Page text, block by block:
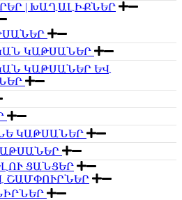
| ԽԱՂԱԼԻՔՆԵՐ
ԿԱԹՍԱՆԵՐ
ԿԱԹՍԱՆԵՐ ԵՎ
ԿԱԹՍԱՆԵՐ
ՑԱՆՑԵՐ
ՇԱՄՓՈՒՐՆԵՐ